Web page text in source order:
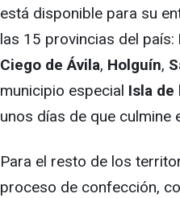
está disponible para su
las 15 provincias del país:
Ciego de Ávila, Holguín,
municipio especial Isla de
unos días de que culmine
Para el resto de los
proceso de confección,